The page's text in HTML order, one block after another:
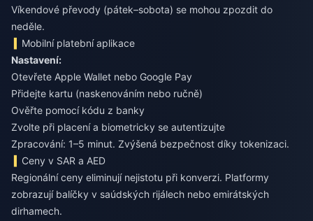
Víkendové převody (pátek–sobota) se mohou zpozdit do
neděle.
Mobilní platební aplikace
Nastavení:
Otevřete Apple Wallet nebo Google Pay
Přidejte kartu (naskenováním nebo ručně)
Ověřte pomocí kódu z banky
Zvolte při placení a biometricky se autentizujte
Zpracování: 1–5 minut. Zvýšená bezpečnost díky tokenizaci.
Ceny v SAR a AED
Regionální ceny eliminují nejistotu při konverzi. Platformy
zobrazují balíčky v saúdských rijálech nebo emirátských
dirhamech.